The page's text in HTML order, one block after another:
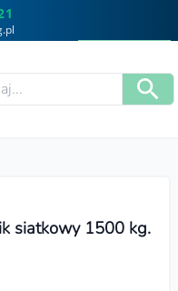
siatkowy 1500 kg.